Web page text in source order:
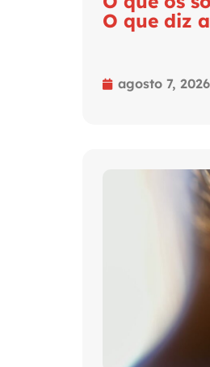
O que diz
agosto 7, 2026